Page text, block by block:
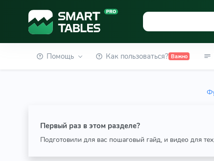
Помощь Как пользоваться? Важно
Первый раз в этом разделе?
Подготовили для вас пошаговый гайд, и видео для